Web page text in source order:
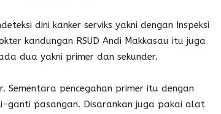
dini kanker serviks yakni dengan Inspeksi
kandungan RSUD Andi Makkasau itu juga
dua yakni primer dan sekunder.
Sementara pencegahan primer itu dengan
ganti pasangan. Disarankan juga pakai alat